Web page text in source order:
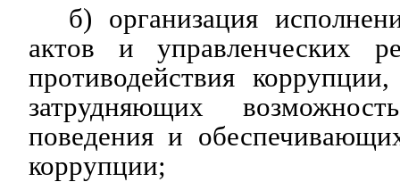
б) организация
актов и управленческих
противодействия
затрудняющих
поведения и
коррупции;